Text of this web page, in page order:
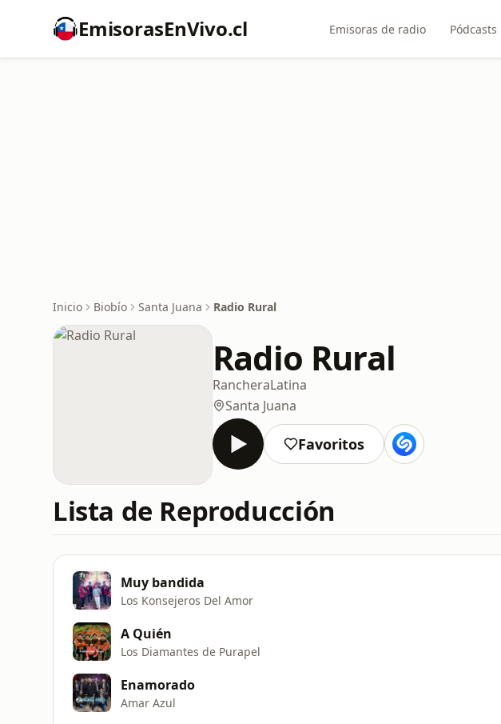
EmisorasEnVivo.cl Emisoras de radio Pódcasts
Inicio Biobío Santa Juana Radio Rural
Radio Rural
RancheraLatina
Santa Juana
Favoritos
Lista de Reproducción
Muy bandida
Los Konsejeros Del Amor
A Quién
Los Diamantes de Purapel
Enamorado
Amar Azul